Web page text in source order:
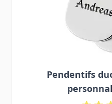
Pendentifs